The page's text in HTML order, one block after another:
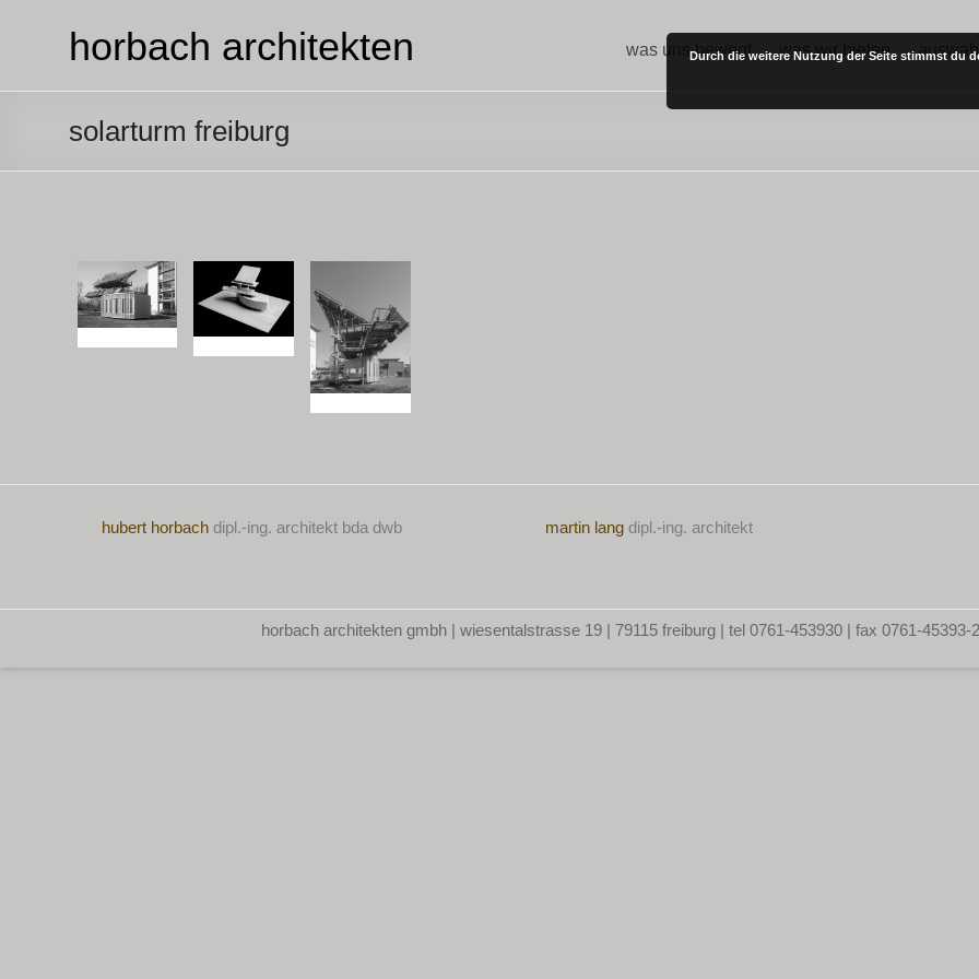
horbach architekten was uns bewegt was wir bieten
solarturm freiburg
hubert horbach dipl.-ing. architekt bda dwb martin lang dipl.-ing. architekt
horbach architekten gmbh | wiesentalstrasse 19 | 79115 freiburg | tel 0761-453930 | fax 0761-
Durch die weitere Nutzung der Seite stimmst du